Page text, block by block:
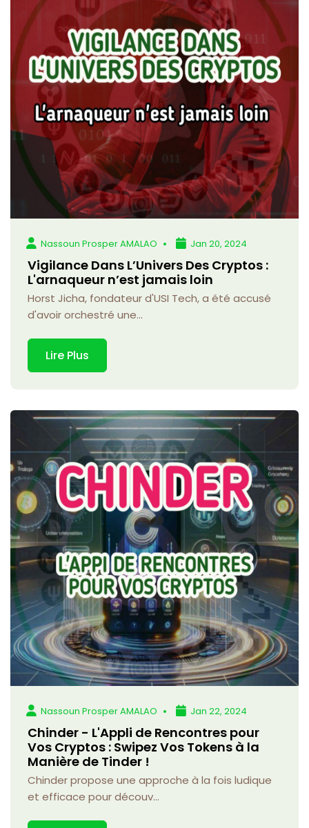
Nassoun Prosper AMALAO Jan 20, 2024
Vigilance Dans L’Univers Des Cryptos :
L'arnaqueur n’est jamais loin
Horst Jicha, fondateur d'USI Tech, a été accusé
d'avoir orchestré une...
Lire Plus
Nassoun Prosper AMALAO Jan 22, 2024
Chinder - L'Appli de Rencontres pour
Vos Cryptos : Swipez Vos Tokens à la
Manière de Tinder !
Chinder propose une approche à la fois ludique
et efficace pour découv...